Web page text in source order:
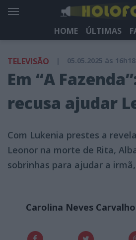
HOME ÚLTIMAS
HOLOFOTE TV
TELEVISÃO | 05.05.2025 às 16h18
Em “A
recusa ajudar
Com Lukenia prestes a
Leonor na morte de Rita,
sobrinhas para ajudar a
Carolina Neves Carvalho